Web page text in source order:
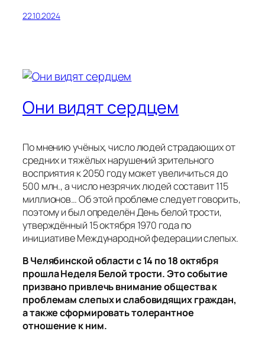
22.10.2024
Они видят сердцем
По мнению учёных, число людей страдающих от
средних и тяжёлых нарушений зрительного
восприятия к 2050 году может увеличиться до
500 млн., а число незрячих людей составит 115
миллионов… Об этой проблеме следует говорить,
поэтому и был определён День белой трости,
утверждённый 15 октября 1970 года по
инициативе Международной федерации слепых.
В Челябинской области с 14 по 18 октября
прошла Неделя Белой трости. Это событие
призвано привлечь внимание общества к
проблемам слепых и слабовидящих граждан,
а также сформировать толерантное
отношение к ним.